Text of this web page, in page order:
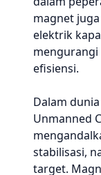
magnet
elektrik
efisiensi.
Dalam
Unmanned
stabilisasi,
target.